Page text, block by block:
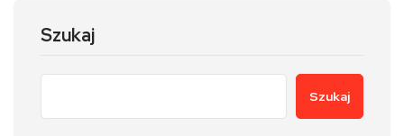
Szukaj
Szukaj